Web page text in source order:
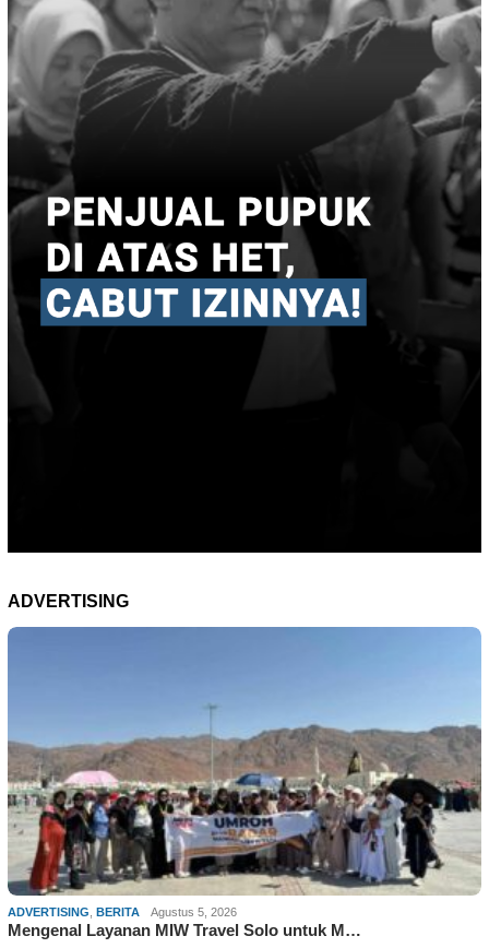
ADVERTISING
ADVERTISING BERITA Agustus 5, 2026
Mengenal Layanan MIW Travel Solo untuk M…